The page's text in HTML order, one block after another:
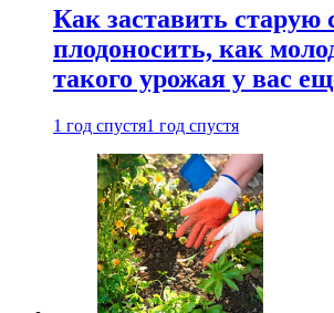
Как заставить старую
плодоносить, как
такого урожая у вас
1 год спустя1 год спустя